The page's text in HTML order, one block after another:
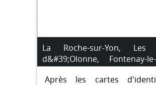
La Roche-sur-Yon, Les
d&#39;Olonne, Fontenay-
La carte nationale
passeport, le permis de
Après les cartes